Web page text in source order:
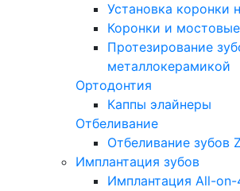
Установка коронки
Коронки и
Протезирование
металлокерамикой
Ортодонтия
Каппы элайнеры
Отбеливание
Отбеливание зубов
Имплантация зубов
Имплантация All-on-